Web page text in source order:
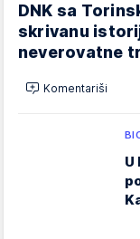
DNK sa
skrivanu
neverovatne
Komentariši
U